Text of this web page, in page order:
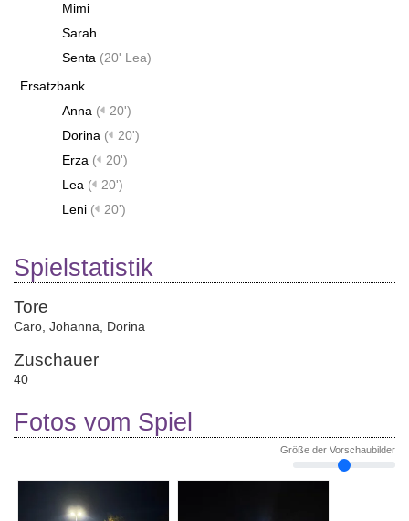
Mimi
Sarah
Senta (20' Lea)
Ersatzbank
Anna (
20')
Dorina (
20')
Erza (
20')
Lea (
20')
Leni ( 20')
Spielstatistik
Tore
Caro Johanna Dorina
Zuschauer
40
Fotos vom Spiel
Größe der Vorschaubilder